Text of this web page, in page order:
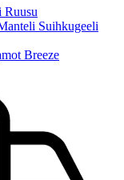
Ruusu
Suihkugeeli
Breeze